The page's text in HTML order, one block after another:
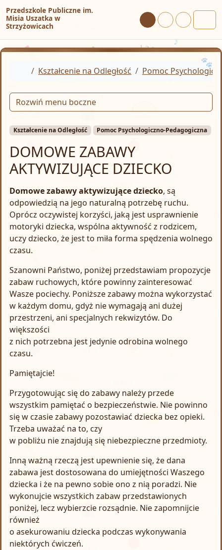
Przejdź do treści
Przejdź do stopki
Przedszkole Publiczne im.
Misia Uszatka w
Strzyżowicach
Tryb dzienny
Tryb nocny
Tryb
Home
Kształcenie na Odległość Pomoc
Kształcenie na Odległość Pomoc Psychologiczno-Pedagogiczna
DOMOWE ZABAWY
AKTYWIZUJĄCE DZIECKO
Domowe zabawy aktywizujące dziecko, są
odpowiedzią na jego naturalną potrzebę ruchu.
Oprócz oczywistej korzyści, jaką jest usprawnienie
motoryki dziecka, wspólna aktywność z rodzicem,
uczy dziecko, że jest to miła forma spędzenia wolnego
czasu.
Szanowni Państwo, poniżej przedstawiam propozycje
zabaw ruchowych, które powinny zainteresować
Wasze pociechy. Poniższe zabawy można wykorzystać
w każdym domu, gdyż nie wymagają ani dużej
przestrzeni, ani specjalnych rekwizytów. Do
większości
z nich potrzebna jest jedynie odrobina wolnego
czasu.
Pamiętajcie!
Przygotowując się do zabawy należy przede
wszystkim pamiętać o bezpieczeństwie. Nie powinno
się w czasie zabawy pozostawiać dziecka bez opieki.
Trzeba uważać na to, czy
w pobliżu nie znajdują się niebezpieczne przedmioty.
Inną ważną rzeczą jest upewnienie się, że dana
zabawa jest dostosowana do umiejętności Waszego
dziecka i że na pewno sobie ono z nią poradzi. Nie
wykonujcie wszystkich zabaw przedstawionych
poniżej, lecz wybierzcie rozsądnie. Nie zapomnijcie
również
o asekurowaniu dziecka podczas wykonywania
niektórych ćwiczeń.
Rozwiń menu boczne